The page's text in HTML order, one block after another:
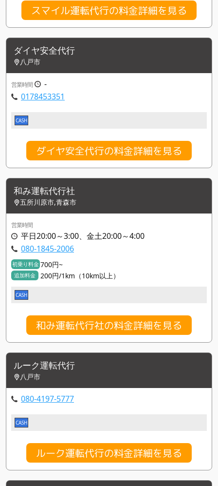
スマイル運転代行の料金詳細を見る
ダイヤ安全代行
八戸市
営業時間
-
0178453351
CASH
ダイヤ安全代行の料金詳細を見る
和み運転代行社
五所川原市,青森市
営業時間
平日20:00～3:00、金土20:00～4:00
080-1845-2006
初乗り料金 700円~
追加料金 200円/1km（10km以上）
CASH
和み運転代行社の料金詳細を見る
ルーク運転代行
八戸市
080-4197-5777
CASH
ルーク運転代行の料金詳細を見る